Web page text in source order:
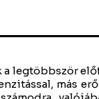
Tehát az évfordulók és az összes nagy ünnep szintén egy nagyon erőteljes mutatószáma lehet annak, hogy sikerült ezzel a tévhittel leszámolnod, hogy az évfordulók, a karácsony, a nagyobb ünnepek azok mindig csak nagyon nehezek és nagyon fájdalmasak lehetnek. A legtöbb esetben mivel nem tudsz mit kezdeni az érzelmeiddel, ezért be is posztolod egyes Facebook oldalakra, bejegyzések alá, hogy jaj nekem holnap jön az első vagy második, akárhányadik évfoduló és csak azért, hidd el csak azért teszed ezt, mert nem tudsz mit kezdeni az ünnep kapcsán feljövő érzelmekkel. Ezért azt várod, hogy valaki legyen körülötted, aki sajnálj, aki melletted áll és itt ugye megdől rögtön az, hogy nem egyedül kell ezen a veszteségen végigmenned, mert amikor egy ilyen problémába ütközöl, erős érzelmekbe, abban a pillanatban keresed a lehetőséget, egy csoportot, ahol körbevesznek sorstársak és beírsz és szeretnél támogatást és erősítést kapni. Itt vedd észre magadon, hogy megdőlt az, amit mondogatsz magadnak, hogy ezt majd egyedül megoldod, ezen majd idővel